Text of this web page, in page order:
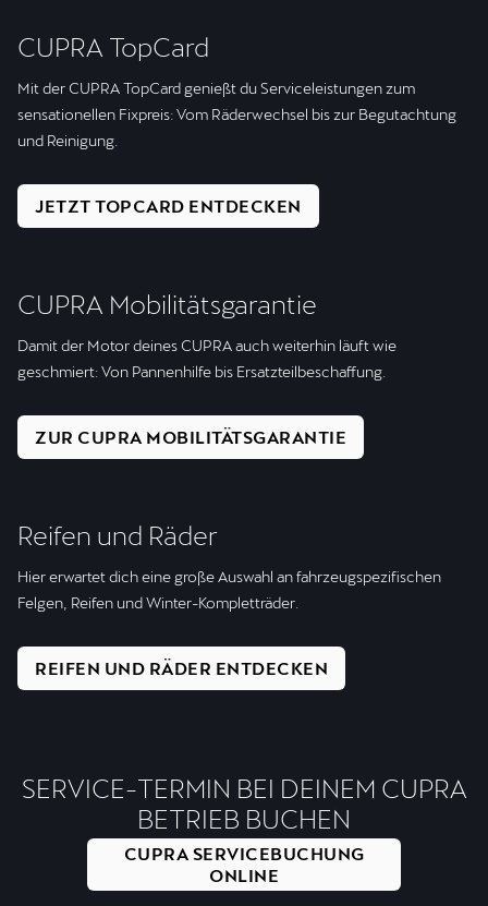
CUPRA TopCard
Mit der CUPRA TopCard genießt du Serviceleistungen zum
sensationellen Fixpreis: Vom Räderwechsel bis zur Begutachtung
und Reinigung.
JETZT TOPCARD ENTDECKEN
CUPRA Mobilitäts­garantie
Damit der Motor deines CUPRA auch weiterhin läuft wie
geschmiert: Von Pannenhilfe bis Ersatzteilbeschaffung.
ZUR CUPRA MOBILITÄTSGARANTIE
Reifen und Räder
Hier erwartet dich eine große Auswahl an fahrzeugspezifischen
Felgen, Reifen und Winter-Kompletträder.
REIFEN UND RÄDER ENTDECKEN
SERVICE-TERMIN BEI DEINEM CUPRA
BETRIEB BUCHEN
CUPRA SERVICEBUCHUNG
ONLINE